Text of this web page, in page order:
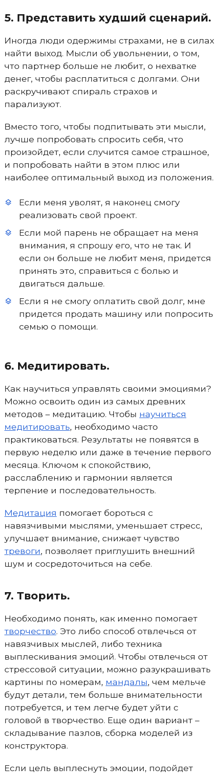
5. Представить худший сценарий.
Иногда люди одержимы страхами, не в силах
найти выход. Мысли об увольнении, о том,
что партнер больше не любит, о нехватке
денег, чтобы расплатиться с долгами. Они
раскручивают спираль страхов и
парализуют.
Вместо того, чтобы подпитывать эти мысли,
лучше попробовать спросить себя, что
произойдет, если случится самое страшное,
и попробовать найти в этом плюс или
наиболее оптимальный выход из положения.
Если меня уволят, я наконец смогу
реализовать свой проект.
Если мой парень не обращает на меня
внимания, я спрошу его, что не так. И
если он больше не любит меня, придется
принять это, справиться с болью и
двигаться дальше.
Если я не смогу оплатить свой долг, мне
придется продать машину или попросить
семью о помощи.
6. Медитировать.
Как научиться управлять своими эмоциями?
Можно освоить один из самых древних
методов – медитацию. Чтобы научиться
медитировать, необходимо часто
практиковаться. Результаты не появятся в
первую неделю или даже в течение первого
месяца. Ключом к спокойствию,
расслаблению и гармонии является
терпение и последовательность.
Медитация помогает бороться с
навязчивыми мыслями, уменьшает стресс,
улучшает внимание, снижает чувство
тревоги, позволяет приглушить внешний
шум и сосредоточиться на себе.
7. Творить.
Необходимо понять, как именно помогает
творчество. Это либо способ отвлечься от
навязчивых мыслей, либо техника
выплескивания эмоций. Чтобы отвлечься от
стрессовой ситуации, можно разукрашивать
картины по номерам, мандалы, чем мельче
будут детали, тем больше внимательности
потребуется, и тем легче будет уйти с
головой в творчество. Еще один вариант –
складывание пазлов, сборка моделей из
конструктора.
Если цель выплеснуть эмоции, подойдет